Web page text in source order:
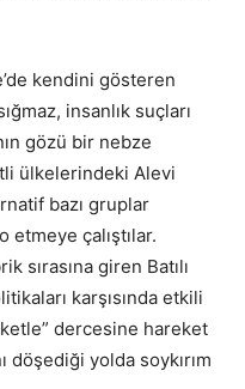
kendini gösteren
insanlık suçları
gözü bir nebze
ülkelerindeki Alevi
bazı gruplar
etmeye çalıştılar.
sırasına giren Batılı
karşısında etkili
dercesine hareket
döşediği yolda soykırım